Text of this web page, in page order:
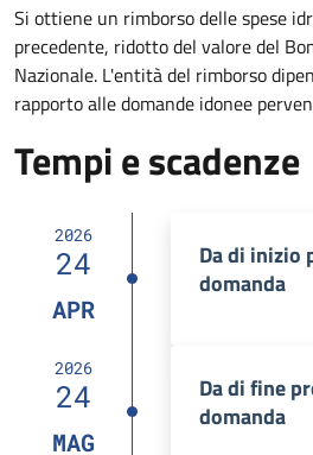
Si ottiene un rimborso delle spese
precedente, ridotto del valore del
Nazionale. L'entità del rimborso
rapporto alle domande idonee
Tempi e scadenze
2026
24
APR
Da di inizio
domanda
2026
24
MAG
Da di fine
domanda